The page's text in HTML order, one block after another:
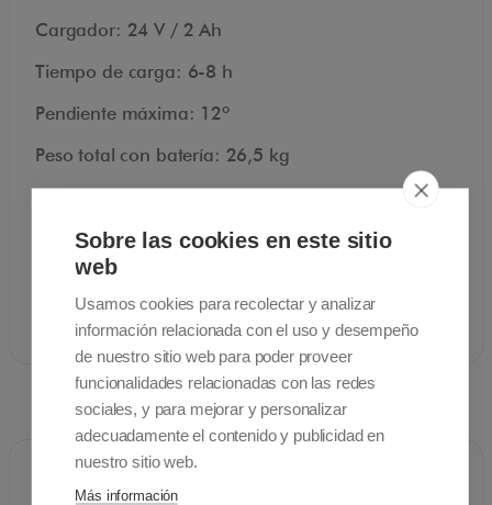
Cargador: 24 V / 2 Ah
Tiempo de carga: 6-8 h
Pendiente máxima: 12º
Peso total con batería: 26,5 kg
Dimensiones: 99 cm. x 59 cm. x 92 cm.
Dimensiones plegada: 37 cm. x 59 cm. x 78 cm.
Frenos: Sistema de frenos electromagnéticos
inteligentes.
Documentos
Sobre las cookies en este sitio
web
Usamos cookies para recolectar y analizar
información relacionada con el uso y desempeño
de nuestro sitio web para poder proveer
funcionalidades relacionadas con las redes
sociales, y para mejorar y personalizar
adecuadamente el contenido y publicidad en
nuestro sitio web.
Más información